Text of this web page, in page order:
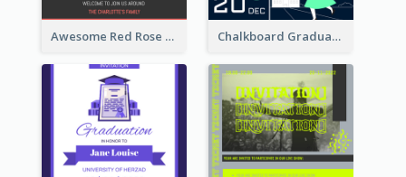
Awesome Red Rose Valentine Celebration Invitation Chalkboard Graduation Party Invitation